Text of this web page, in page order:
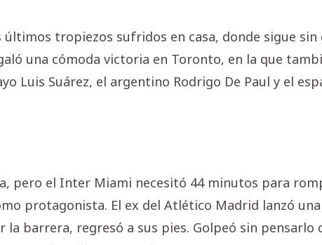
tropiezos sufridos en casa, donde sigue sin
una cómoda victoria en Toronto, en la que
Luis Suárez, el argentino Rodrigo De Paul y el
pero el Inter Miami necesitó 44 minutos para
protagonista. El ex del Atlético Madrid lanzó
barrera, regresó a sus pies. Golpeó sin pensarlo